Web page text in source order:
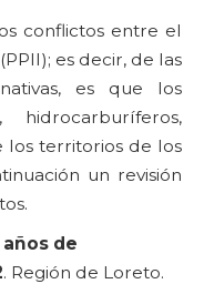
conflictos entre el
es decir, de las
es que los
hidrocarburíferos,
los territorios de los
un revisión
de
. Región de Loreto.